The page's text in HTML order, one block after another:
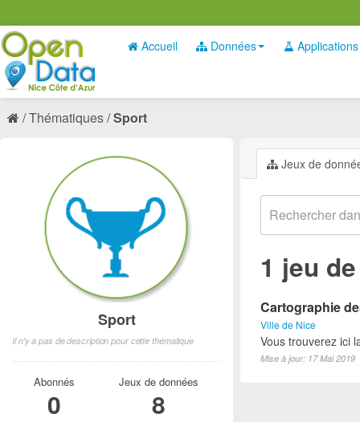
Accueil Données Applications
Thématiques Sport
Jeux de
1 jeu
Cartographie
Ville de Nice
Vous trouverez ici
Mise à jour: 17 Mai 2019
Sport
Il n'y a pas de description pour cette thématique
Abonnés
0
Jeux de données
8